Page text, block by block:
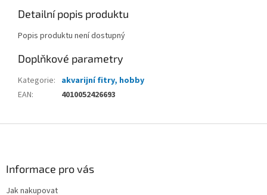
Detailní popis produktu
Popis produktu není dostupný
Doplňkové parametry
Kategorie: akvarijní fitry, hobby
EAN: 4010052426693
Informace pro vás
Jak nakupovat